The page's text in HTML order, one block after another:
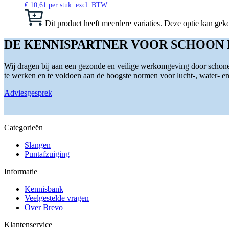
€ 10,61 per stuk excl. BTW
Dit product heeft meerdere variaties. Deze optie kan
DE KENNISPARTNER VOOR
Wij dragen bij aan een gezonde en veilige werkomgeving door
te werken en te voldoen aan de hoogste normen voor lucht-, water-
Adviesgesprek
Categorieën
Slangen
Puntafzuiging
Informatie
Kennisbank
Veelgestelde vragen
Over Brevo
Klantenservice